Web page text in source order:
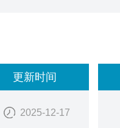
更新时间
2025-12-17